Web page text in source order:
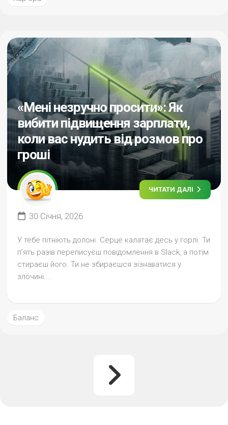
«Мені незручно просити»: Як
вибити підвищення зарплати,
коли вас нудить від розмов про
гроші
ЧИТАТИ ДАЛІ
30 Січня, 2026
У тебе пітніють долоні. Серце калатає десь у горлі. Ти
п’ять разів переписуєш повідомлення в Slack, а потім
стираєш його. Ти не збираєшся зізнаватися у
злочині....
Баланс